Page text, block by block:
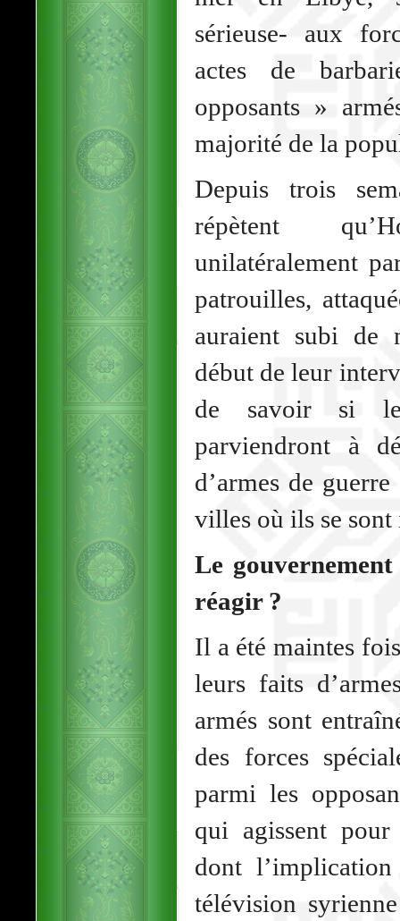
sérieuse- aux
actes de
opposants »
majorité de la
Depuis trois
répètent
unilatéralement
patrouilles,
auraient subi de
début de leur
de savoir si
parviendront à
d’armes de
villes où ils se
Le
réagir ?
Il a été maintes
leurs faits
armés sont
des forces
parmi les
qui agissent
dont
télévision